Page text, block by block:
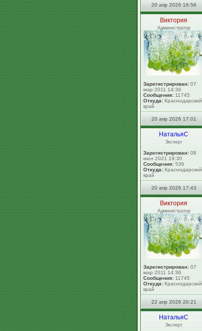
20 апр 2026 16:56
Виктория
Администратор
Зарегистрирован: 07
мар 2011 14:36
Сообщения: 11745
Откуда: Краснодарский
край
20 апр 2026 17:01
НатальяС
Эксперт
Зарегистрирован: 08
июл 2021 19:30
Сообщения: 536
Откуда: Краснодарский
край
20 апр 2026 17:43
Виктория
Администратор
Зарегистрирован: 07
мар 2011 14:36
Сообщения: 11745
Откуда: Краснодарский
край
22 апр 2026 20:21
НатальяС
Эксперт